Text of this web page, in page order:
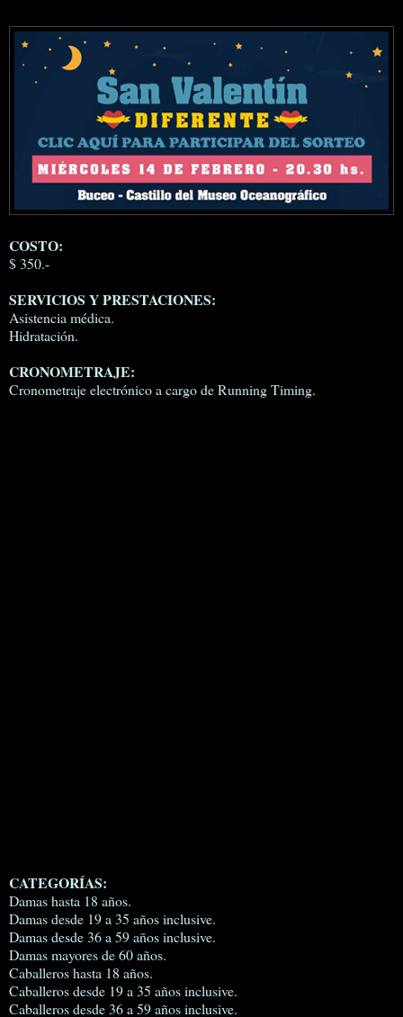
COSTO:
$ 350.-
SERVICIOS Y PRESTACIONES:
Asistencia médica.
Hidratación.
CRONOMETRAJE:
Cronometraje electrónico a cargo de Running Timing.
CATEGORÍAS:
Damas hasta 18 años.
Damas desde 19 a 35 años inclusive.
Damas desde 36 a 59 años inclusive.
Damas mayores de 60 años.
Caballeros hasta 18 años.
Caballeros desde 19 a 35 años inclusive.
Caballeros desde 36 a 59 años inclusive.